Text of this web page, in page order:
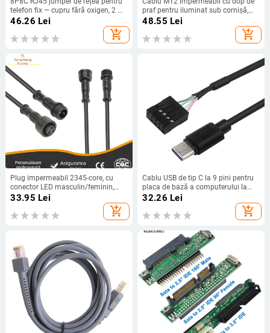
telefon fix — cupru fără oxigen, 2 m,
contacte placate cu aur
46.26 Lei
add_shopping_cart
praf pentru iluminat sub cornișă,
conector aviatic de 3 pini, masculin
și feminin, cablu de alimentare
personalizabil
48.55 Lei
add_shopping_cart
Plug impermeabil 2345-core, cu
conector LED masculin/feminin,
cablu negru pentru iluminat exterior
33.95 Lei
add_shopping_cart
Cablu USB de tip C la 9 pini pentru
placa de bază a computerului la
ecranul secundar USBC, ecranul
32.26 Lei
add_shopping_cart